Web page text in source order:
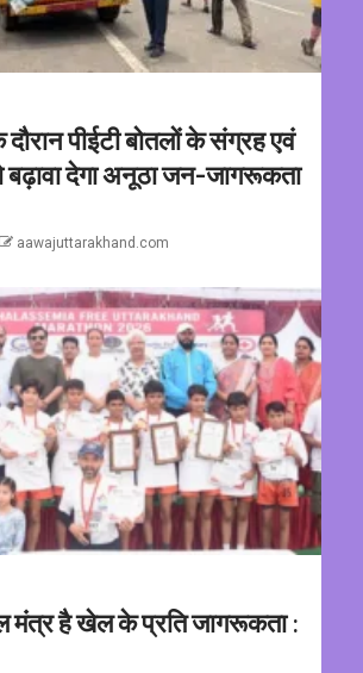
पीईटी बोतलों के संग्रह एवं
बढ़ावा देगा अनूठा जन-जागरूकता
aawajuttarakhand.com
मंत्र है खेल के प्रति जागरूकता :